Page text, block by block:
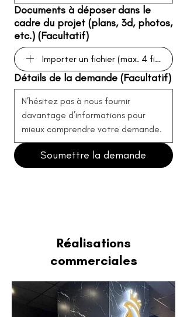
Documents à déposer dans le
cadre du projet (plans, 3d, photos,
etc.) (Facultatif)
Importer un fichier (max. 4 fichiers)
Détails de la demande (Facultatif)
Soumettre la demande
Réalisations
commerciales